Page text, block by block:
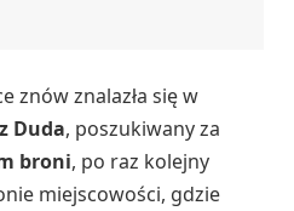
znów znalazła się w
Duda, poszukiwany za
broni, po raz kolejny
miejscowości, gdzie